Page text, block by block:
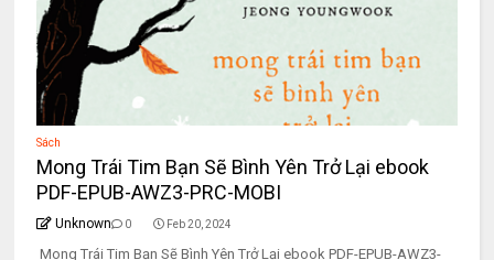
Sách
Mong Trái Tim Bạn Sẽ Bình Yên Trở Lại ebook
PDF-EPUB-AWZ3-PRC-MOBI
Unknown 0 Feb 20, 2024
Mong Trái Tim Bạn Sẽ Bình Yên Trở Lại ebook PDF-EPUB-AWZ3-